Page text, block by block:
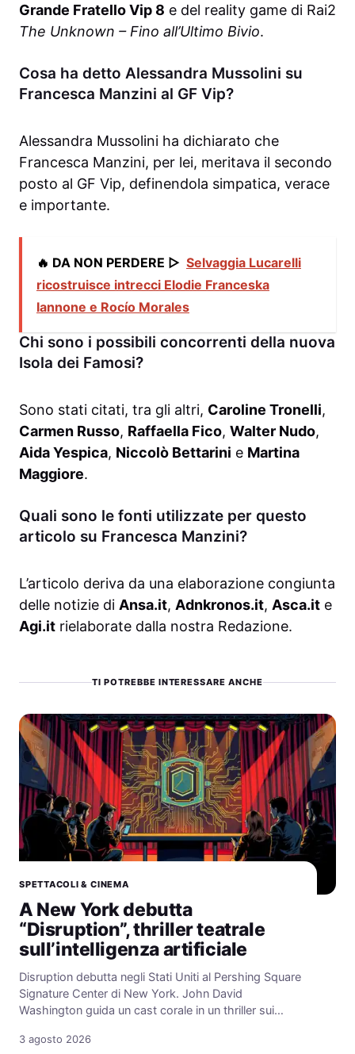
Grande Fratello Vip 8 e del reality game di Rai2
The Unknown – Fino all’Ultimo Bivio.
Cosa ha detto Alessandra Mussolini su
Francesca Manzini al GF Vip?
Alessandra Mussolini ha dichiarato che
Francesca Manzini, per lei, meritava il secondo
posto al GF Vip, definendola simpatica, verace
e importante.
🔥 DA NON PERDERE ▷ Selvaggia Lucarelli
ricostruisce intrecci Elodie Franceska
Iannone e Rocío Morales
Chi sono i possibili concorrenti della nuova
Isola dei Famosi?
Sono stati citati, tra gli altri, Caroline Tronelli,
Carmen Russo, Raffaella Fico, Walter Nudo,
Aida Yespica, Niccolò Bettarini e Martina
Maggiore.
Quali sono le fonti utilizzate per questo
articolo su Francesca Manzini?
L’articolo deriva da una elaborazione congiunta
delle notizie di Ansa.it, Adnkronos.it, Asca.it e
Agi.it rielaborate dalla nostra Redazione.
TI POTREBBE INTERESSARE ANCHE
SPETTACOLI & CINEMA
A New York debutta
“Disruption”, thriller teatrale
sull’intelligenza artificiale
Disruption debutta negli Stati Uniti al Pershing Square
Signature Center di New York. John David
Washington guida un cast corale in un thriller sui…
3 agosto 2026